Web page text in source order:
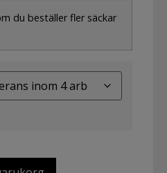
du beställer fler säckar